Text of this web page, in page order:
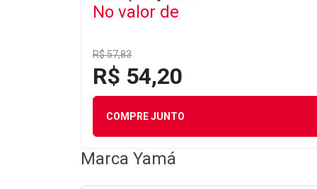
No valor de
R$ 57,83
R$ 54,20
COMPRE JUNTO
Marca Yamá